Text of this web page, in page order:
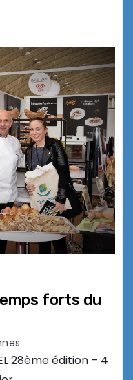
forts du
28ème édition – 4